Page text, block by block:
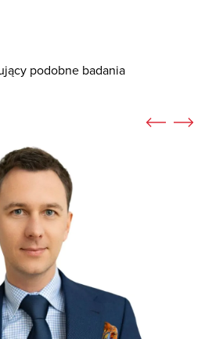
podobne badania